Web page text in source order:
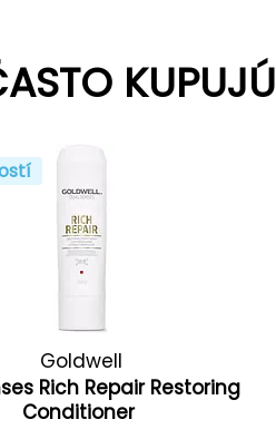
KUPUJÚ
Goldwell
Rich Repair Restoring
Conditioner